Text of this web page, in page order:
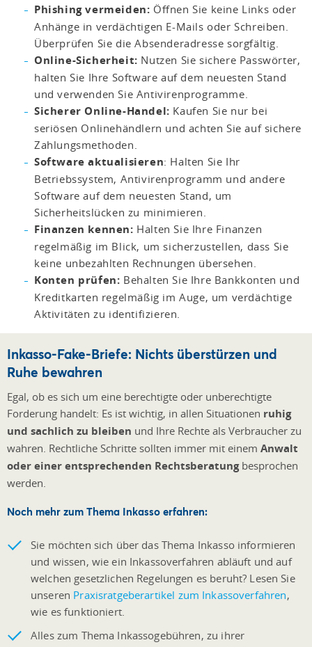
Phishing vermeiden: Öffnen Sie keine Links oder
Anhänge in verdächtigen E-Mails oder Schreiben.
Überprüfen Sie die Absenderadresse sorgfältig.
Online-Sicherheit: Nutzen Sie sichere Passwörter,
halten Sie Ihre Software auf dem neuesten Stand
und verwenden Sie Antivirenprogramme.
Sicherer Online-Handel: Kaufen Sie nur bei
seriösen Onlinehändlern und achten Sie auf sichere
Zahlungsmethoden.
Software aktualisieren: Halten Sie Ihr
Betriebssystem, Antivirenprogramm und andere
Software auf dem neuesten Stand, um
Sicherheitslücken zu minimieren.
Finanzen kennen: Halten Sie Ihre Finanzen
regelmäßig im Blick, um sicherzustellen, dass Sie
keine unbezahlten Rechnungen übersehen.
Konten prüfen: Behalten Sie Ihre Bankkonten und
Kreditkarten regelmäßig im Auge, um verdächtige
Aktivitäten zu identifizieren.
Inkasso-Fake-Briefe: Nichts überstürzen und
Ruhe bewahren
Egal, ob es sich um eine berechtigte oder unberechtigte
Forderung handelt: Es ist wichtig, in allen Situationen ruhig
und sachlich zu bleiben und Ihre Rechte als Verbraucher zu
wahren. Rechtliche Schritte sollten immer mit einem Anwalt
oder einer entsprechenden Rechtsberatungbesprochen
werden.
Noch mehr zum Thema Inkasso erfahren:
Sie möchten sich über das Thema Inkasso informieren
und wissen, wie ein Inkassoverfahren abläuft und auf
welchen gesetzlichen Regelungen es beruht? Lesen Sie
unseren Praxisratgeberartikel zum Inkassoverfahren,
wie es funktioniert.
Alles zum Thema Inkassogebühren, zu ihrer